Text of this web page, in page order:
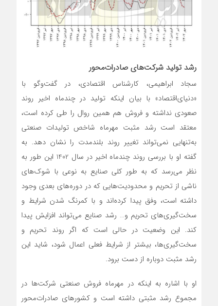
رشد تولید شرکت‌های صادرات‌‌‌محور
سجاد ابراهیمی، کارشناس اقتصادی، در گفت‌وگو با
«دنیای‌اقتصاد» با بیان اینکه تولید در چندماه اخیر روند
صعودی نداشته و فروش هم همین روال را طی کرده است،
معتقد است رشد مثبت مهرماه شاخص تولیدات صنعتی
به‌تنهایی نمی‌‌‌تواند تغییر روند بلندمدت را نشان دهد. به
گفته او با بررسی روند چندماه اخیر در سال 1402 این طور به
نظر می‌رسد که به طور کلی صنایع به نوعی با شوک‌‌‌های
ناشی از تحریم و محدودیت‌هایی که در دوره‌‌‌های بعدی وجود
داشته است، وفق پیدا کرده‌‌‌اند و با کمرنگ شدن شرایط و
سخت‌‌‌گیری‌‌‌های تحریم و… رشد صنایع می‌‌‌تواند افزایش پیدا
کند. این وضعیت در حالی است که اگر روند تحریم و
سخت‌‌‌گیری‌‌‌ها، بیشتر از شرایط فعلی اعمال شود، شاید این
رشد مثبت دوباره از دست برود.
او با اشاره به اینکه در مهرماه فروش صنعتی شرکت‌ها در
مجموع رشد مثبتی داشته است و کشورهای صادرات‌محور